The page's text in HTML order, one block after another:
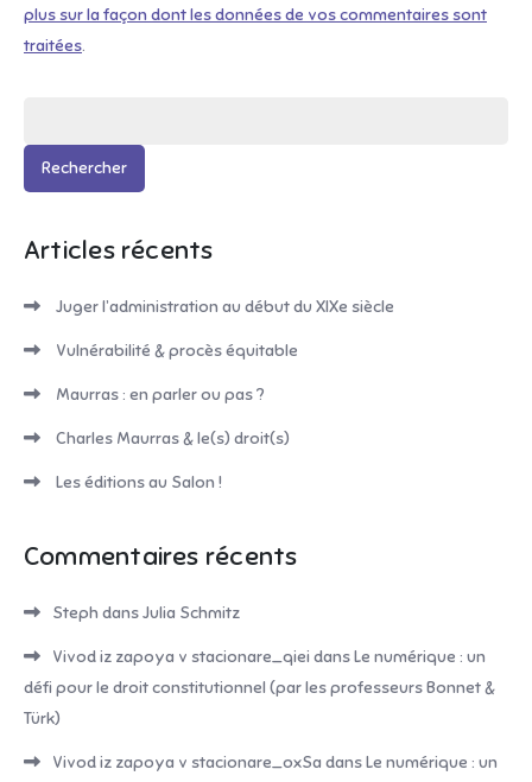
plus sur la façon dont les données de vos commentaires sont
traitées.
Articles récents
Juger l’administration au début du XIXe siècle
Vulnérabilité & procès équitable
Maurras : en parler ou pas ?
Charles Maurras & le(s) droit(s)
Les éditions au Salon !
Commentaires récents
Steph dansJulia Schmitz
Vivod iz zapoya v stacionare_qiei dansLe numérique : un
défi pour le droit constitutionnel (par les professeurs Bonnet &
Türk)
Vivod iz zapoya v stacionare_oxSa dansLe numérique : un